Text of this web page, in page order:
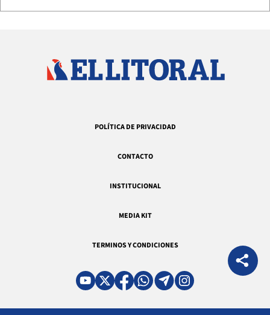
POLÍTICA DE PRIVACIDAD
CONTACTO
INSTITUCIONAL
MEDIA KIT
TERMINOS Y CONDICIONES